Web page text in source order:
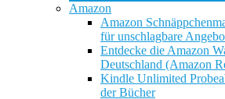
Amazon
Amazon
für unschlagbare
Entdecke die Amazon
Deutschland (Amazon
Kindle Unlimited
der Bücher